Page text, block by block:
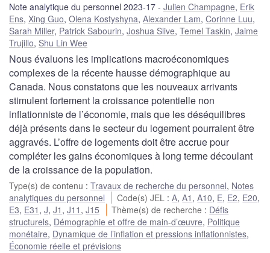
Note analytique du personnel 2023-17 Julien Champagne, Erik
Ens, Xing Guo, Olena Kostyshyna, Alexander Lam, Corinne Luu,
Sarah Miller, Patrick Sabourin, Joshua Slive, Temel Taskin, Jaime
Trujillo, Shu Lin Wee
Nous évaluons les implications macroéconomiques
complexes de la récente hausse démographique au
Canada. Nous constatons que les nouveaux arrivants
stimulent fortement la croissance potentielle non
inflationniste de l’économie, mais que les déséquilibres
déjà présents dans le secteur du logement pourraient être
aggravés. L’offre de logements doit être accrue pour
compléter les gains économiques à long terme découlant
de la croissance de la population.
Type(s) de contenu : Travaux de recherche du personnel, Notes
analytiques du personnel
Code(s) JEL :A,A1 ,A10, E, E2, E20,
E3, E31 , J, J1 , J11 , J15 Thème(s) de recherche : Défis
structurels, Démographie et offre de main-d’œuvre, Politique
monétaire, Dynamique de l’inflation et pressions inflationnistes,
Économie réelle et prévisions